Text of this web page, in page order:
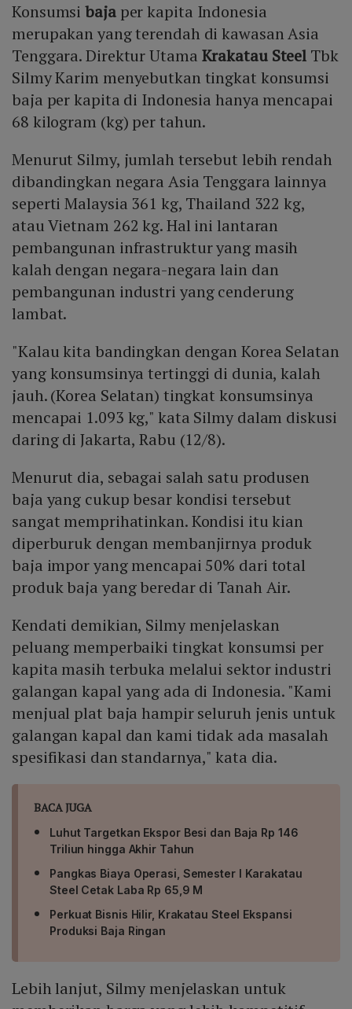
Konsumsibajaper kapita Indonesia
merupakan yang terendah di kawasan Asia
Tenggara. Direktur Utama Krakatau Steel Tbk
Silmy Karim menyebutkan tingkat konsumsi
baja per kapita di Indonesia hanya mencapai
68 kilogram (kg) per tahun.
Menurut Silmy, jumlah tersebut lebih rendah
dibandingkan negara Asia Tenggara lainnya
seperti Malaysia 361 kg, Thailand 322 kg,
atau Vietnam 262 kg. Hal ini lantaran
pembangunan infrastruktur yang masih
kalah dengan negara-negara lain dan
pembangunan industri yang cenderung
lambat.
"Kalau kita bandingkan dengan Korea Selatan
yang konsumsinya tertinggi di dunia, kalah
jauh. (Korea Selatan) tingkat konsumsinya
mencapai 1.093 kg," kata Silmy dalam diskusi
daring di Jakarta, Rabu (12/8).
Menurut dia, sebagai salah satu produsen
baja yang cukup besar kondisi tersebut
sangat memprihatinkan. Kondisi itu kian
diperburuk dengan membanjirnya produk
baja impor yang mencapai 50% dari total
produk baja yang beredar di Tanah Air.
Kendati demikian, Silmy menjelaskan
peluang memperbaiki tingkat konsumsi per
kapita masih terbuka melalui sektor industri
galangan kapal yang ada di Indonesia. "Kami
menjual plat baja hampir seluruh jenis untuk
galangan kapal dan kami tidak ada masalah
spesifikasi dan standarnya," kata dia.
BACA JUGA
Luhut Targetkan Ekspor Besi dan Baja Rp 146
Triliun hingga Akhir Tahun
Pangkas Biaya Operasi, Semester I Karakatau
Steel Cetak Laba Rp 65,9 M
Perkuat Bisnis Hilir, Krakatau Steel Ekspansi
Produksi Baja Ringan
Lebih lanjut, Silmy menjelaskan untuk